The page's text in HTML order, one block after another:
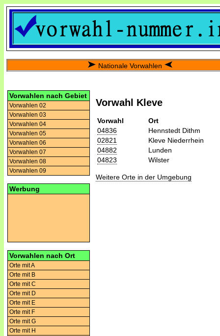
Nationale Vorwahlen
Vorwahlen nach Gebiet
Vorwahlen 02
Vorwahlen 03
Vorwahlen 04
Vorwahlen 05
Vorwahlen 06
Vorwahlen 07
Vorwahlen 08
Vorwahlen 09
Werbung
Vorwahlen nach Ort
Orte mit A
Orte mit B
Orte mit C
Orte mit D
Orte mit E
Orte mit F
Orte mit G
Orte mit H
Vorwahl Kleve
Vorwahl
Ort
04836
Hennstedt Dithm
02821
Kleve Niederrhein
04882
Lunden
04823
Wilster
Weitere Orte in der Umgebung